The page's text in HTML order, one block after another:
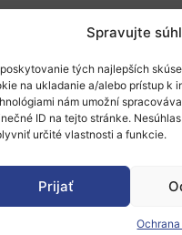
Spravujte
tých najlepších
na ukladanie a/alebo prístup k
nám umožní
ID na tejto stránke.
určité vlastnosti a funkcie.
Prijať
skupinkách
Medzinárodne
budú počas
a literárnych
rokoch.